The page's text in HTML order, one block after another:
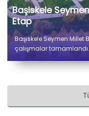
Başiskele
Etap
Başiskele Seymen Millet
çalışmalar tamamlandı.